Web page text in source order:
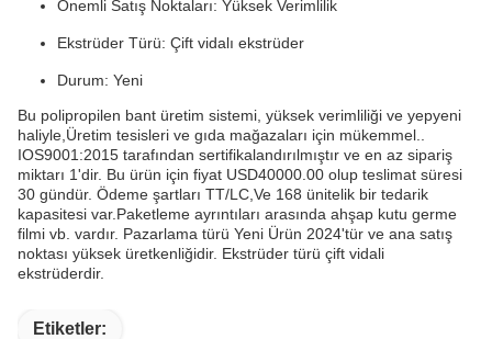
Önemli Satış Noktaları: Yüksek Verimlilik
Ekstrüder Türü: Çift vidalı ekstrüder
Durum: Yeni
Bu polipropilen bant üretim sistemi, yüksek verimliliği ve yepyeni
haliyle,Üretim tesisleri ve gıda mağazaları için mükemmel..
IOS9001:2015 tarafından sertifikalandırılmıştır ve en az sipariş
miktarı 1'dir. Bu ürün için fiyat USD40000.00 olup teslimat süresi
30 gündür. Ödeme şartları TT/LC,Ve 168 ünitelik bir tedarik
kapasitesi var.Paketleme ayrıntıları arasında ahşap kutu germe
filmi vb. vardır. Pazarlama türü Yeni Ürün 2024'tür ve ana satış
noktası yüksek üretkenliğidir. Ekstrüder türü çift vidali
ekstrüderdir.
Etiketler: